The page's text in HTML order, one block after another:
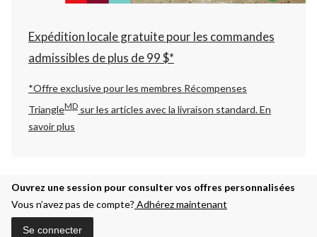
Expédition locale gratuite pour les commandes
admissibles de plus de 99 $*
*Offre exclusive pour les membres Récompenses
TriangleMD sur les articles avec la livraison standard.En
savoir plus
Ouvrez une session pour consulter vos offres personnalisées
Vous n’avez pas de compte? Adhérez maintenant
Se connecter